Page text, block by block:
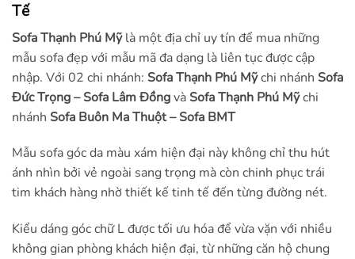
Tế
Sofa Thạnh Phú Mỹlà một địa chỉ uy tín để mua những
mẫu sofa đẹp với mẫu mã đa dạng là liên tục được cập
nhập. Với 02 chi nhánh: Sofa Thạnh Phú Mỹchi nhánh Sofa
Đức Trọng – Sofa Lâm Đồngvà Sofa Thạnh Phú Mỹchi
nhánh Sofa Buôn Ma Thuột – Sofa BMT
Mẫu sofa góc da màu xám hiện đại này không chỉ thu hút
ánh nhìn bởi vẻ ngoài sang trọng mà còn chinh phục trái
tim khách hàng nhờ thiết kế tinh tế đến từng đường nét.
Kiểu dáng góc chữ L được tối ưu hóa để vừa vặn với nhiều
không gian phòng khách hiện đại, từ những căn hộ chung